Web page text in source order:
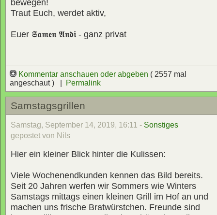
bewegen!
Traut Euch, werdet aktiv,
Euer 𝕾𝖆𝖒𝖊𝖓 𝕬𝖓𝖉𝖎 - ganz privat
Kommentar anschauen oder abgeben ( 2557 mal
angeschaut ) |
Permalink
Samstagsgrillen
Samstag, September 14, 2019, 16:11 - Sonstiges
gepostet von Nils
Hier ein kleiner Blick hinter die Kulissen:
Viele Wochenendkunden kennen das Bild bereits.
Seit 20 Jahren werfen wir Sommers wie Winters
Samstags mittags einen kleinen Grill im Hof an und
machen uns frische Bratwürstchen. Freunde sind